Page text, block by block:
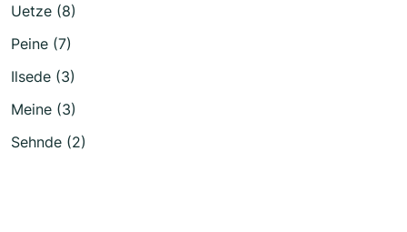
Uetze (8)
Peine (7)
Ilsede (3)
Meine (3)
Sehnde (2)